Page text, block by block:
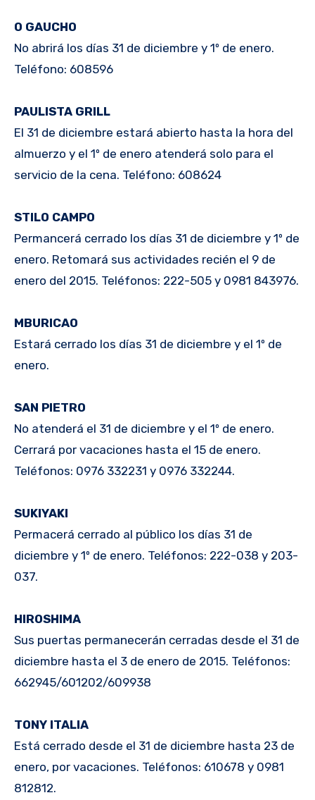
O GAUCHO
No abrirá los días 31 de diciembre y 1º de enero.
Teléfono: 608596
PAULISTA GRILL
El 31 de diciembre estará abierto hasta la hora del
almuerzo y el 1º de enero atenderá solo para el
servicio de la cena. Teléfono: 608624
STILO CAMPO
Permancerá cerrado los días 31 de diciembre y 1º de
enero. Retomará sus actividades recién el 9 de
enero del 2015. Teléfonos: 222-505 y 0981 843976.
MBURICAO
Estará cerrado los días 31 de diciembre y el 1º de
enero.
SAN PIETRO
No atenderá el 31 de diciembre y el 1º de enero.
Cerrará por vacaciones hasta el 15 de enero.
Teléfonos: 0976 332231 y 0976 332244.
SUKIYAKI
Permacerá cerrado al público los días 31 de
diciembre y 1º de enero. Teléfonos: 222-038 y 203-
037.
HIROSHIMA
Sus puertas permanecerán cerradas desde el 31 de
diciembre hasta el 3 de enero de 2015. Teléfonos:
662945/601202/609938
TONY ITALIA
Está cerrado desde el 31 de diciembre hasta 23 de
enero, por vacaciones. Teléfonos: 610678 y 0981
812812.